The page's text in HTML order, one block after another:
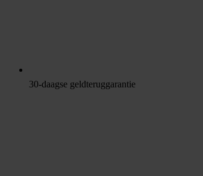
30-daagse geldteruggarantie